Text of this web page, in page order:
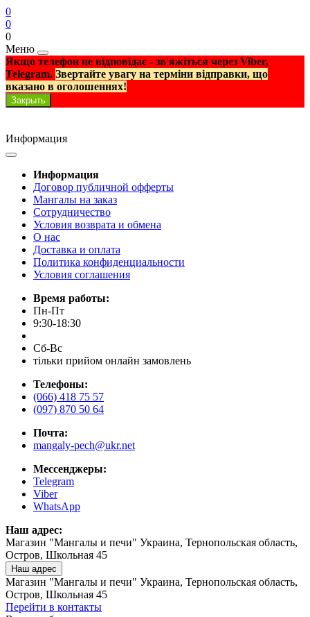
0
0
0
Меню
Якщо телефон не відповідає - зв'яжіться через Viber,
Telegram. Звертайте увагу на терміни відправки, що
вказано в оголошеннях!
Закрыть
Информация
Информация
Договор публичной офферты
Мангалы на заказ
Сотрудничество
Условия возврата и обмена
О нас
Доставка и оплата
Политика конфиденциальности
Условия соглашения
Время работы:
Пн-Пт
9:30-18:30
Сб-Вс
тільки прийом онлайн замовлень
Телефоны:
(066) 418 75 57
(097) 870 50 64
Почта:
mangaly-pech@ukr.net
Мессенджеры:
Telegram
Viber
WhatsApp
Наш адрес:
Магазин "Мангалы и печи" Украина, Тернопольская область,
Остров, Школьная 45
Наш адрес
Магазин "Мангалы и печи" Украина, Тернопольская область,
Остров, Школьная 45
Перейти в контакты